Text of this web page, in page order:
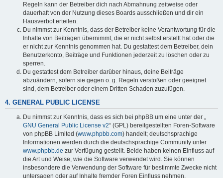
Regeln kann der Betreiber dich nach Abmahnung zeitweise oder
dauerhaft von der Nutzung dieses Boards ausschließen und dir ein
Hausverbot erteilen.
Du nimmst zur Kenntnis, dass der Betreiber keine Verantwortung für die
Inhalte von Beiträgen übernimmt, die er nicht selbst erstellt hat oder die
er nicht zur Kenntnis genommen hat. Du gestattest dem Betreiber, dein
Benutzerkonto, Beiträge und Funktionen jederzeit zu löschen oder zu
sperren.
Du gestattest dem Betreiber darüber hinaus, deine Beiträge
abzuändern, sofern sie gegen o. g. Regeln verstoßen oder geeignet
sind, dem Betreiber oder einem Dritten Schaden zuzufügen.
4. GENERAL PUBLIC LICENSE
Du nimmst zur Kenntnis, dass es sich bei phpBB um eine unter der „
GNU General Public License v2“ (GPL) bereitgestellten Foren-Software
von phpBB Limited (www.phpbb.com) handelt; deutschsprachige
Informationen werden durch die deutschsprachige Community unter
www.phpbb.de zur Verfügung gestellt. Beide haben keinen Einfluss auf
die Art und Weise, wie die Software verwendet wird. Sie können
insbesondere die Verwendung der Software für bestimmte Zwecke nicht
untersagen oder auf Inhalte fremder Foren Einfluss nehmen.